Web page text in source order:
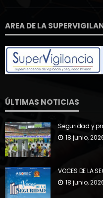
AREA DE LA
ÚLTIMAS NOTICIAS
Seguridad y
18 junio,
VOCES DE LA
18 junio,